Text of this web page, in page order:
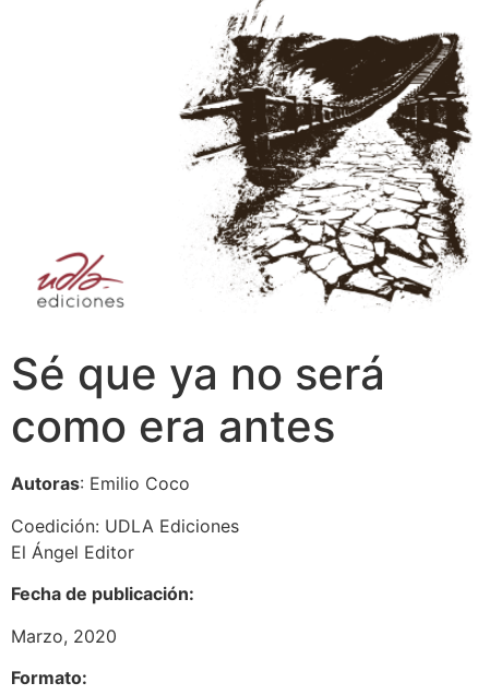
Sé que ya no será
como era antes
Autoras: Emilio Coco
Coedición: UDLA Ediciones
El Ángel Editor
Fecha de publicación:
Marzo, 2020
Formato: